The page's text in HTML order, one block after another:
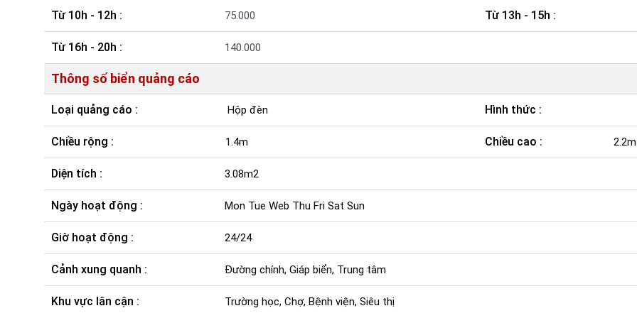
Từ 10h - 12h : 75.000 Từ 13h - 15h :
Từ 16h - 20h : 140.000
Thông số biển quảng cáo
Loại quảng cáo : Hộp đèn Hình thức :
Chiều rộng : 1.4m Chiều cao : 2.2m
Diện tích : 3.08m2
Ngày hoạt động : Mon Tue Web Thu Fri Sat Sun
Giờ hoạt động : 24/24
Cảnh xung quanh : Đường chính, Giáp biển, Trung tâm
Khu vực lân cận : Trường học, Chợ, Bệnh viện, Siêu thị